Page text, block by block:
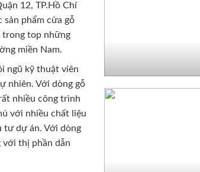
12, TP.Hồ Chí
sản phẩm cửa gỗ
trong top những
miền Nam.
ngũ kỹ thuật viên
nhiên. Với dòng gỗ
nhiều công trình
với nhiều chất liệu
tư dự án. Với dòng
với thị phần dẫn